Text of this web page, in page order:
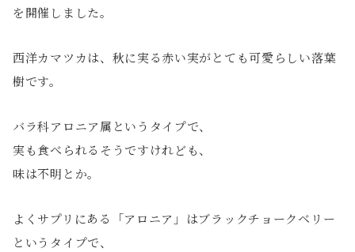
を開催しました。
西洋カマツカは、秋に実る赤い実がとても可愛らしい落葉
樹です。
バラ科アロニア属というタイプで、
実も食べられるそうですけれども、
味は不明とか。
よくサプリにある「アロニア」はブラックチョークベリー
というタイプで、